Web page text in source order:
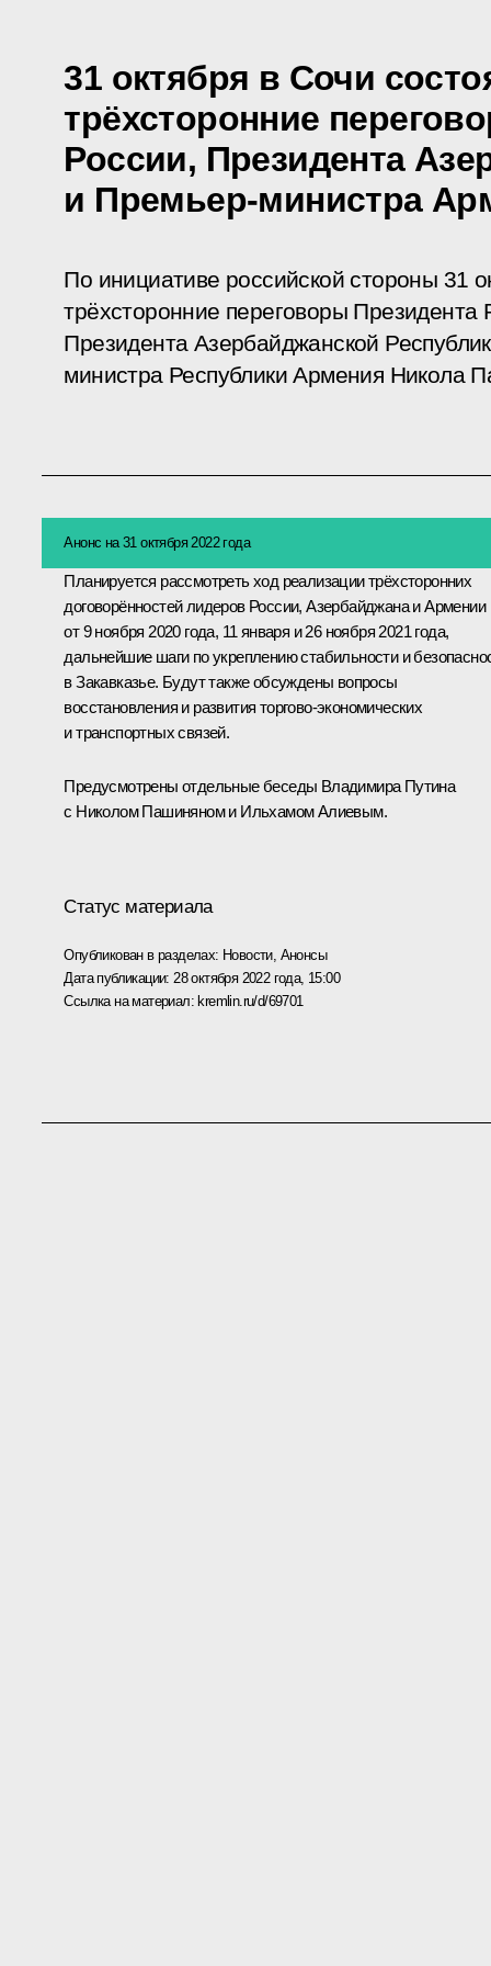
31 октября в Сочи
трёхсторонние
России, Президента
и Премьер-министра
По инициативе российской стороны 31
трёхсторонние переговоры
Президента Азербайджанской
министра Республики Армения Никола
Анонс на 31 октября 2022 года
Планируется рассмотреть ход реализации трёхсторонних
договорённостей лидеров России, Азербайджана и Армении
от 9 ноября 2020 года, 11 января и 26 ноября 2021 года,
дальнейшие шаги по укреплению стабильности и
в Закавказье. Будут также обсуждены вопросы
восстановления и развития торгово-экономических
и транспортных связей.
Предусмотрены отдельные беседы Владимира Путина
с Николом Пашиняноми Ильхамом Алиевым.
Статус материала
Опубликован в разделах: Новости, Анонсы
Дата публикации: 28 октября 2022 года, 15:00
Ссылка на материал: kremlin.ru/d/69701